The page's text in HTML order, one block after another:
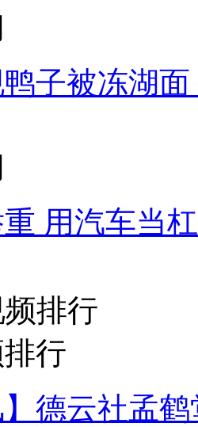
子被冻湖
用汽车当
排行
行
】德云社孟